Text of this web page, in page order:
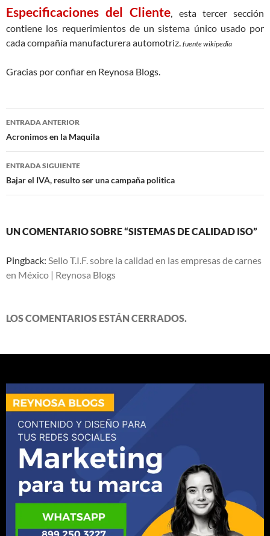
Especificaciones del Cliente, esta tercer sección
contiene los requerimientos de un sistema único usado por
cada compañía manufacturera automotriz. fuente wikipedia
Gracias por confiar en Reynosa Blogs.
Navegación
de
entradas
ENTRADA ANTERIOR
Acronimos en la Maquila
ENTRADA SIGUIENTE
Bajar el IVA, resulto ser una campaña politica
UN COMENTARIO SOBRE “SISTEMAS DE CALIDAD ISO”
Pingback: Sello T.I.F. sobre la calidad en las empresas de carnes
en México | Reynosa Blogs
LOS COMENTARIOS ESTÁN CERRADOS.